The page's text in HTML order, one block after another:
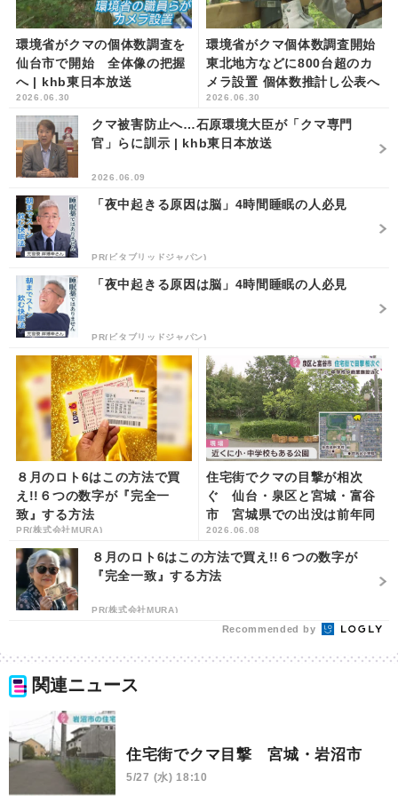
環境省がクマの個体数調査を
仙台市で開始 全体像の把握
へ | khb東日本放送
2026.06.30
環境省がクマ個体数調査開始
東北地方などに800台超のカ
メラ設置 個体数推計し公表へ
| khb東日本放送
2026.06.30
クマ被害防止へ…石原環境大臣が「クマ専門
官」らに訓示 | khb東日本放送
2026.06.09
「夜中起きる原因は脳」4時間睡眠の人必見
PR(ビタブリッドジャパン)
「夜中起きる原因は脳」4時間睡眠の人必見
PR(ビタブリッドジャパン)
８月のロト6はこの方法で買
え!!６つの数字が『完全一
致』する方法
PR(株式会社MURA)
住宅街でクマの目撃が相次
ぐ 仙台・泉区と宮城・富谷
市 宮城県での出没は前年同
時期の３倍超 | khb東日本放
送
2026.06.08
８月のロト6はこの方法で買え!!６つの数字が
『完全一致』する方法
PR(株式会社MURA)
Recommended by
関連ニュース
住宅街でクマ目撃 宮城・岩沼市
5/27 (水) 18:10